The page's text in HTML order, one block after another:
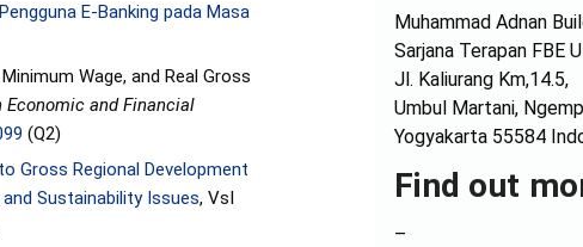
E-Banking pada Masa
Wage, and Real Gross
Economic and Financial
(Q2)
Gross Regional Development
Sustainability Issues, VsI
Muhammad Adnan
Sarjana Terapan FBE
Jl. Kaliurang Km,14.5,
Umbul Martani,
Yogyakarta 55584
Find out
–